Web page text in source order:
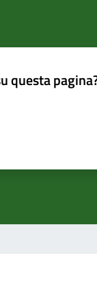
questa